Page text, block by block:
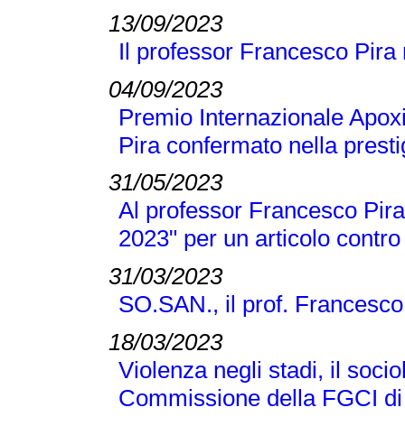
13/09/2023
Il professor Francesco
04/09/2023
Premio Internazionale
Pira confermato nella
31/05/2023
Al professor Francesco
2023" per un articolo
31/03/2023
SO.SAN., il prof.
18/03/2023
Violenza negli stadi, il
Commissione della FGCI